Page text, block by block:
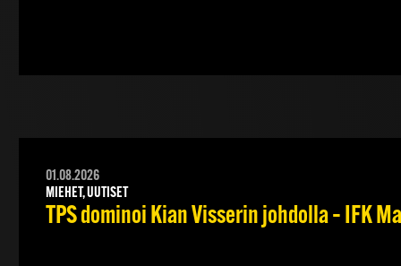
01.08.2026
MIEHET, UUTISET
TPS dominoi Kian Visserin johdolla – IFK